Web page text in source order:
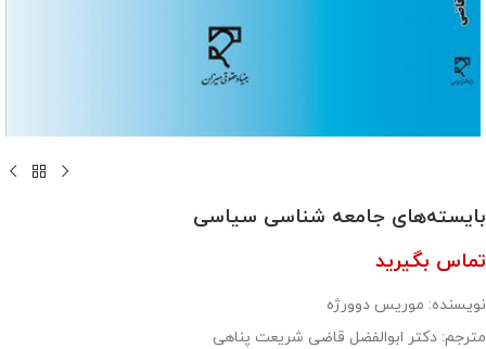
بایسته‌های جامعه شناسی سیاسی
تماس بگیرید
نویسنده: موریس دوورژه
مترجم: دکتر ابوالفضل قاضی شریعت پناهی